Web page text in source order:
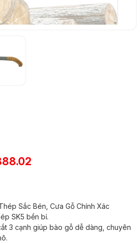
Sắc Bén, Cưa Gỗ Chính Xác
SK5 bền bỉ.
3 cạnh giúp bào gỗ dễ dàng, chuyên